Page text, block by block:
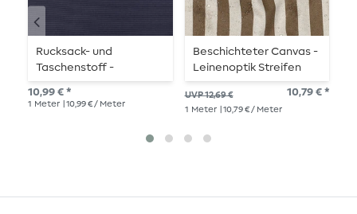
Rucksack- und
Taschenstoff -
Dunkelblau
10,99 € *
1 Meter | 10,99 € / Meter
Beschichteter Canvas -
Leinenoptik Streifen
Beige Braun
UVP 12,69 € 10,79 € *
1 Meter | 10,79 € / Meter